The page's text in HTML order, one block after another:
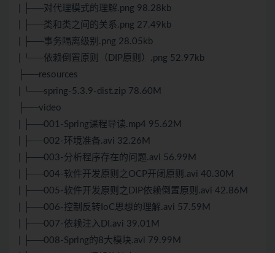
| ├──对代理模式的理解.png 98.28kb
| ├──类和类之间的关系.png 27.49kb
| ├──事务隔离级别.png 28.05kb
| └──依赖倒置原则（DIP原则）.png 52.97kb
├──resources
| └──spring-5.3.9-dist.zip 78.60M
├──video
| ├──001-Spring课程导读.mp4 95.62M
| ├──002-环境准备.avi 32.26M
| ├──003-分析程序存在的问题.avi 56.99M
| ├──004-软件开发原则之OCP开闭原则.avi 40.30M
| ├──005-软件开发原则之DIP依赖倒置原则.avi 42.86M
| ├──006-控制反转IoC思想的理解.avi 57.59M
| ├──007-依赖注入DI.avi 39.01M
| ├──008-Spring的8大模块.avi 79.99M